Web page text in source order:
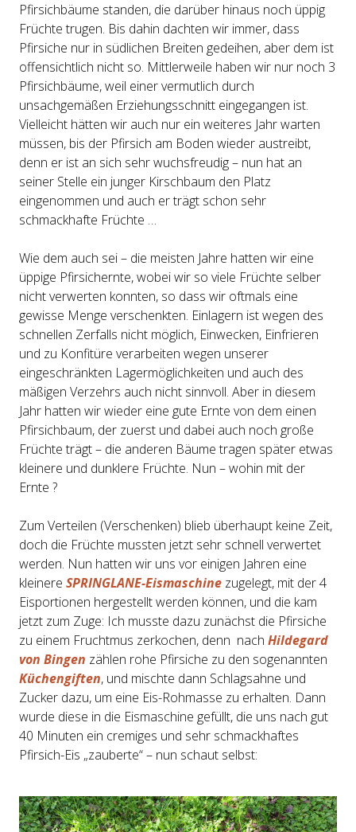
Pfirsichbäume standen, die darüber hinaus noch üppig
Früchte trugen. Bis dahin dachten wir immer, dass
Pfirsiche nur in südlichen Breiten gedeihen, aber dem ist
offensichtlich nicht so. Mittlerweile haben wir nur noch 3
Pfirsichbäume, weil einer vermutlich durch
unsachgemäßen Erziehungsschnitt eingegangen ist.
Vielleicht hätten wir auch nur ein weiteres Jahr warten
müssen, bis der Pfirsich am Boden wieder austreibt,
denn er ist an sich sehr wuchsfreudig – nun hat an
seiner Stelle ein junger Kirschbaum den Platz
eingenommen und auch er trägt schon sehr
schmackhafte Früchte …
Wie dem auch sei – die meisten Jahre hatten wir eine
üppige Pfirsichernte, wobei wir so viele Früchte selber
nicht verwerten konnten, so dass wir oftmals eine
gewisse Menge verschenkten. Einlagern ist wegen des
schnellen Zerfalls nicht möglich, Einwecken, Einfrieren
und zu Konfitüre verarbeiten wegen unserer
eingeschränkten Lagermöglichkeiten und auch des
mäßigen Verzehrs auch nicht sinnvoll. Aber in diesem
Jahr hatten wir wieder eine gute Ernte von dem einen
Pfirsichbaum, der zuerst und dabei auch noch große
Früchte trägt – die anderen Bäume tragen später etwas
kleinere und dunklere Früchte. Nun – wohin mit der
Ernte ?
Zum Verteilen (Verschenken) blieb überhaupt keine Zeit,
doch die Früchte mussten jetzt sehr schnell verwertet
werden. Nun hatten wir uns vor einigen Jahren eine
kleinere SPRINGLANE-Eismaschine zugelegt, mit der 4
Eisportionen hergestellt werden können, und die kam
jetzt zum Zuge: Ich musste dazu zunächst die Pfirsiche
zu einem Fruchtmus zerkochen, denn nach Hildegard
von Bingen zählen rohe Pfirsiche zu den sogenannten
Küchengiften, und mischte dann Schlagsahne und
Zucker dazu, um eine Eis-Rohmasse zu erhalten. Dann
wurde diese in die Eismaschine gefüllt, die uns nach gut
40 Minuten ein cremiges und sehr schmackhaftes
Pfirsich-Eis „zauberte“ – nun schaut selbst: